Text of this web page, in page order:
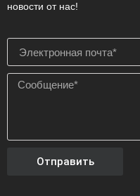
новости от нас!
Отправить